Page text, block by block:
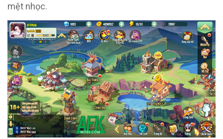
mệt nhọc.